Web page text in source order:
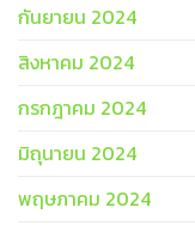
กันยายน 2024
สิงหาคม 2024
กรกฎาคม 2024
มิถุนายน 2024
พฤษภาคม 2024